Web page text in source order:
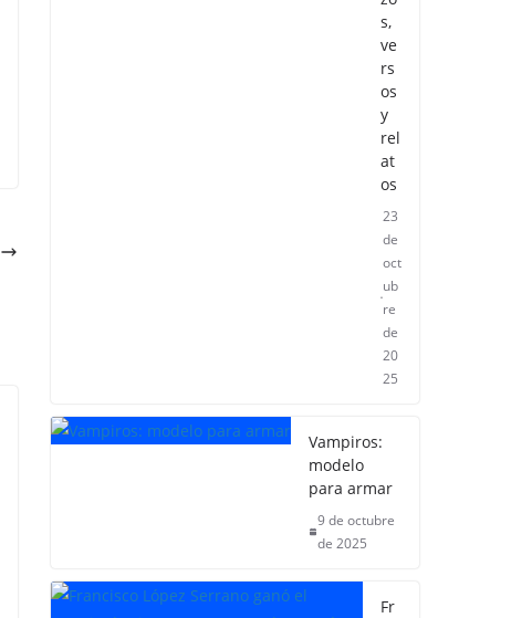
s,
ve
rs
os
y
rel
at
os
23
de
oct
ub
re
de
20
25
Vampiros:
modelo
para armar
9 de octubre
de 2025
Fr